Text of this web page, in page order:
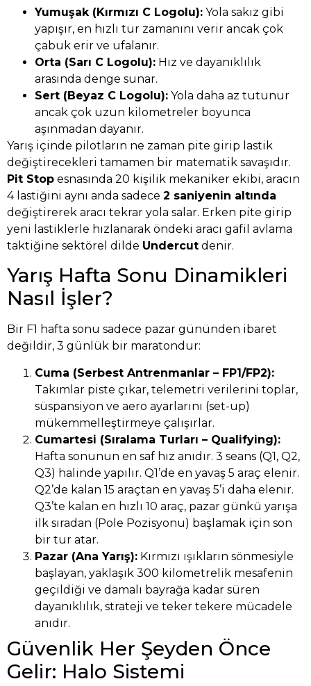
Yumuşak (Kırmızı C Logolu): Yola sakız gibi
yapışır, en hızlı tur zamanını verir ancak çok
çabuk erir ve ufalanır.
Orta (Sarı C Logolu): Hız ve dayanıklılık
arasında denge sunar.
Sert (Beyaz C Logolu): Yola daha az tutunur
ancak çok uzun kilometreler boyunca
aşınmadan dayanır.
Yarış içinde pilotların ne zaman pite girip lastik
değiştirecekleri tamamen bir matematik savaşıdır.
Pit Stop esnasında 20 kişilik mekaniker ekibi, aracın
4 lastiğini aynı anda sadece 2 saniyenin altında
değiştirerek aracı tekrar yola salar. Erken pite girip
yeni lastiklerle hızlanarak öndeki aracı gafil avlama
taktiğine sektörel dilde Undercut denir.
Yarış Hafta Sonu Dinamikleri
Nasıl İşler?
Bir F1 hafta sonu sadece pazar gününden ibaret
değildir, 3 günlük bir maratondur:
Cuma (Serbest Antrenmanlar – FP1/FP2):
Takımlar piste çıkar, telemetri verilerini toplar,
süspansiyon ve aero ayarlarını (set-up)
mükemmelleştirmeye çalışırlar.
Cumartesi (Sıralama Turları – Qualifying):
Hafta sonunun en saf hız anıdır. 3 seans (Q1, Q2,
Q3) halinde yapılır. Q1’de en yavaş 5 araç elenir.
Q2’de kalan 15 araçtan en yavaş 5’i daha elenir.
Q3’te kalan en hızlı 10 araç, pazar günkü yarışa
ilk sıradan (Pole Pozisyonu) başlamak için son
bir tur atar.
Pazar (Ana Yarış): Kırmızı ışıkların sönmesiyle
başlayan, yaklaşık 300 kilometrelik mesafenin
geçildiği ve damalı bayrağa kadar süren
dayanıklılık, strateji ve teker tekere mücadele
anıdır.
Güvenlik Her Şeyden Önce
Gelir: Halo Sistemi